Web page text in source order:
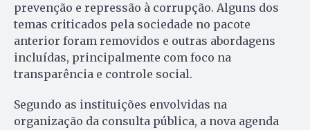
prevenção e repressão à corrupção. Alguns dos
temas criticados pela sociedade no pacote
anterior foram removidos e outras abordagens
incluídas, principalmente com foco na
transparência e controle social.
Segundo as instituições envolvidas na
organização da consulta pública, a nova agenda